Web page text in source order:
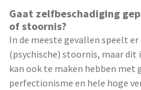
Gaat zelfbeschadiging
of stoornis?
In de meeste gevallen speelt
(psychische) stoornis, maar
kan ook te maken hebben met
perfectionisme en hele hoge